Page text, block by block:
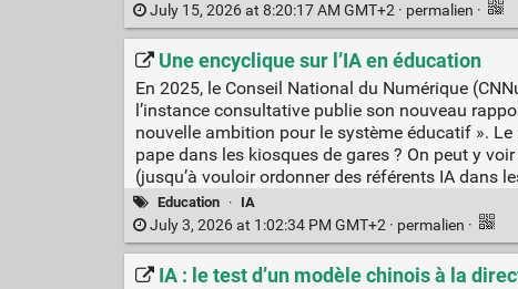
July 15, 2026 at 8:20:17 AM GMT+2 · permalien ·
Une encyclique sur l’IA en éducation
En 2025, le Conseil National du Numérique
l’instance consultative publie son nouveau
nouvelle ambition pour le système éducatif ».
pape dans les kiosques de gares ? On peut y
(jusqu’à vouloir ordonner des référents IA dans
Education · IA
July 3, 2026 at 1:02:34 PM GMT+2 · permalien ·
IA : le test d’un modèle chinois à la